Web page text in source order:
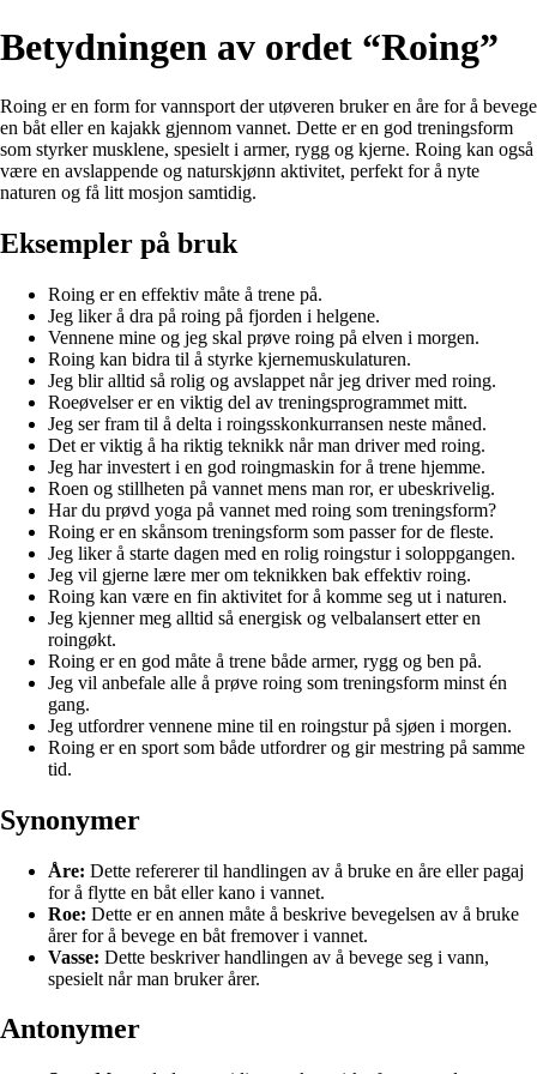
Betydningen av ordet “Roing”
Roing er en form for vannsport der utøveren bruker en åre for å bevege
en båt eller en kajakk gjennom vannet. Dette er en god treningsform
som styrker musklene, spesielt i armer, rygg og kjerne. Roing kan også
være en avslappende og naturskjønn aktivitet, perfekt for å nyte
naturen og få litt mosjon samtidig.
Eksempler på bruk
Roing er en effektiv måte å trene på.
Jeg liker å dra på roing på fjorden i helgene.
Vennene mine og jeg skal prøve roing på elven i morgen.
Roing kan bidra til å styrke kjernemuskulaturen.
Jeg blir alltid så rolig og avslappet når jeg driver med roing.
Roeøvelser er en viktig del av treningsprogrammet mitt.
Jeg ser fram til å delta i roingsskonkurransen neste måned.
Det er viktig å ha riktig teknikk når man driver med roing.
Jeg har investert i en god roingmaskin for å trene hjemme.
Roen og stillheten på vannet mens man ror, er ubeskrivelig.
Har du prøvd yoga på vannet med roing som treningsform?
Roing er en skånsom treningsform som passer for de fleste.
Jeg liker å starte dagen med en rolig roingstur i soloppgangen.
Jeg vil gjerne lære mer om teknikken bak effektiv roing.
Roing kan være en fin aktivitet for å komme seg ut i naturen.
Jeg kjenner meg alltid så energisk og velbalansert etter en
roingøkt.
Roing er en god måte å trene både armer, rygg og ben på.
Jeg vil anbefale alle å prøve roing som treningsform minst én
gang.
Jeg utfordrer vennene mine til en roingstur på sjøen i morgen.
Roing er en sport som både utfordrer og gir mestring på samme
tid.
Synonymer
Åre: Dette refererer til handlingen av å bruke en åre eller pagaj
for å flytte en båt eller kano i vannet.
Roe: Dette er en annen måte å beskrive bevegelsen av å bruke
årer for å bevege en båt fremover i vannet.
Vasse: Dette beskriver handlingen av å bevege seg i vann,
spesielt når man bruker årer.
Antonymer